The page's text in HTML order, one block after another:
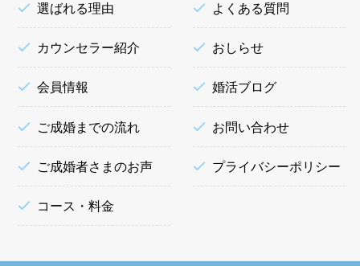
選ばれる理由
カウンセラー紹介
会員情報
ご成婚までの流れ
ご成婚者さまのお声
コース・料金
よくある質問
おしらせ
婚活ブログ
お問い合わせ
プライバシーポリシー